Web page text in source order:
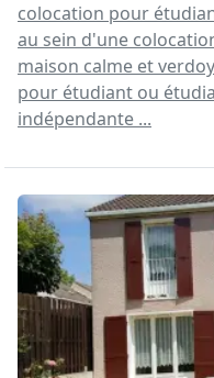
colocation pour
au sein d'une
maison calme et
pour étudiant ou
indépendante ...